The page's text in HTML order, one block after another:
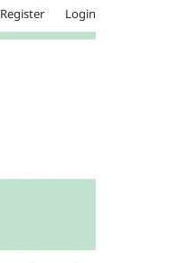
Register Login